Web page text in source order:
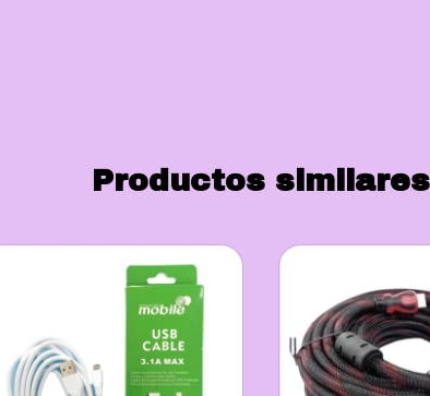
Productos similares